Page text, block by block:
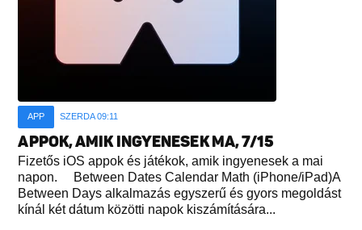
APP SZERDA 09:11
APPOK, AMIK INGYENESEK MA, 7/15
Fizetős iOS appok és játékok, amik ingyenesek a mai
napon. Between Dates Calendar Math (iPhone/iPad)A
Between Days alkalmazás egyszerű és gyors megoldást
kínál két dátum közötti napok kiszámítására...